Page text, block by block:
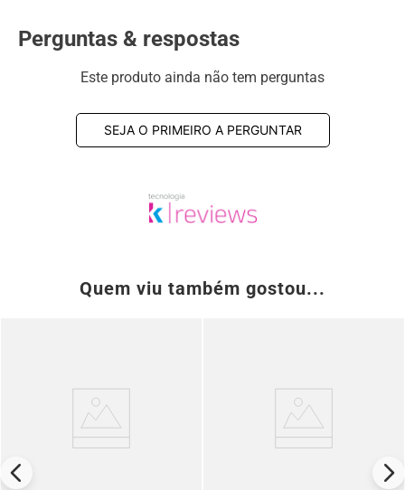
Perguntas & respostas
Este produto ainda não tem perguntas
SEJA O PRIMEIRO A PERGUNTAR
Quem viu também gostou...